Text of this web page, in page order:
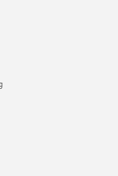
an die
des Infektionsrisikos über
Lüftungs- und Klimatechnik
eine eher untergeordnete Rolle,
Luftreinigung − eine mögliche
über Aerosole beeinflussen